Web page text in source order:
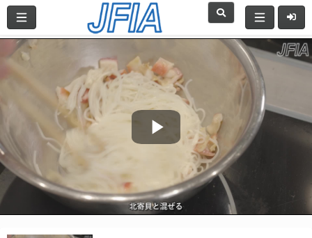
Play
Video